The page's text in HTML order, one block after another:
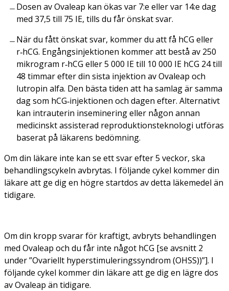
Dosen av Ovaleap kan ökas var 7:e eller var 14:e dag
med 37,5 till 75 IE, tills du får önskat svar.
När du fått önskat svar, kommer du att få hCG eller
r‑hCG. Engångsinjektionen kommer att bestå av 250
mikrogram r‑hCG eller 5 000 IE till 10 000 IE hCG 24 till
48 timmar efter din sista injektion av Ovaleap och
lutropin alfa. Den bästa tiden att ha samlag är samma
dag som hCG‑injektionen och dagen efter. Alternativt
kan intrauterin inseminering eller någon annan
medicinskt assisterad reproduktionsteknologi utföras
baserat på läkarens bedömning.
Om din läkare inte kan se ett svar efter 5 veckor, ska
behandlingscykeln avbrytas. I följande cykel kommer din
läkare att ge dig en högre startdos av detta läkemedel än
tidigare.
Om din kropp svarar för kraftigt, avbryts behandlingen
med Ovaleap och du får inte något hCG [se avsnitt 2
under ”Ovariellt hyperstimuleringssyndrom (OHSS))”]. I
följande cykel kommer din läkare att ge dig en lägre dos
av Ovaleap än tidigare.